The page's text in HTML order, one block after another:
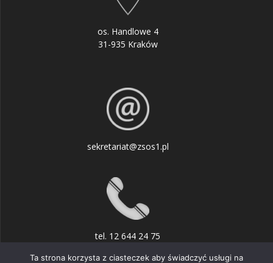
os. Handlowe 4
31-935 Kraków
sekretariat@zsos1.pl
tel. 12 644 24 75
Ta strona korzysta z ciasteczek aby świadczyć usługi na